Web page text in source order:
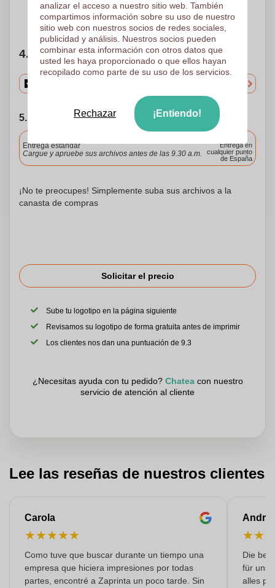
¿Necesitas ayuda? Ayúdame a elegir
4. Elige tu cantidad
5. Elija su fecha de envío
Entrega estándar
Cargue y apruebe sus archivos antes de las 9.30 a.m.
Entrega en
cualquier punto
de España
¡No te preocupes! Simplemente suba sus archivos a la
canasta de compras
Solicitar el precio
Sube tu logotipo en la página siguiente
Revisamos su logotipo de forma gratuita antes de imprimir
Los clientes nos dan una puntuación de 9.3
¿Necesitas ayuda con tu pedido? Chateacon nuestro
servicio de atención al cliente
Lee las reseñas de nuestros clientes
Carola
★★★★★
Como tuve que buscar durante un tiempo una
empresa que hiciera impresiones por todas
partes, encontré a Zaprinta un poco tarde. Sin
★★
Die
für
alles
analizar el acceso a nuestro sitio web. También
compartimos información sobre su uso de nuestro
sitio web con nuestros socios de redes sociales,
publicidad y análisis. Nuestros socios pueden
combinar esta información con otros datos que
usted les haya proporcionado o que ellos hayan
recopilado como parte de su uso de los servicios.
Rechazar ¡Entiendo!